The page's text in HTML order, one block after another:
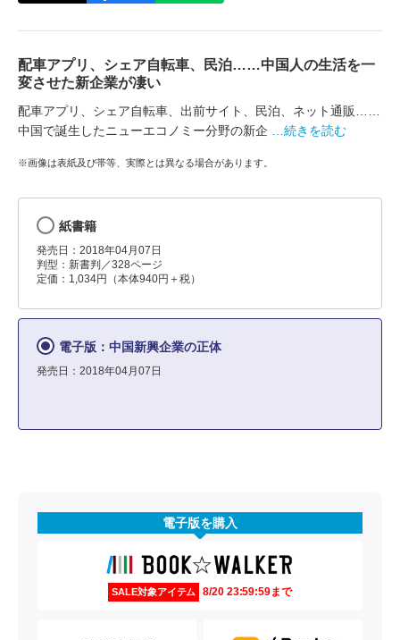
配車アプリ、シェア自転車、民泊……中国人の生活を一
変させた新企業が凄い
配車アプリ、シェア自転車、出前サイト、民泊、ネット通販……
中国で誕生したニューエコノミー分野の新企
…続きを読む
※画像は表紙及び帯等、実際とは異なる場合があります。
紙書籍
発売日：2018年04月07日
判型：新書判／328ページ
定価：1,034円（本体940円＋税）
電子版：中国新興企業の正体
発売日：2018年04月07日
電子版を購入
SALE対象アイテム 8/20 23:59:59まで